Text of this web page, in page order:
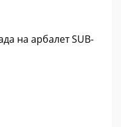
на арбалет SUB-